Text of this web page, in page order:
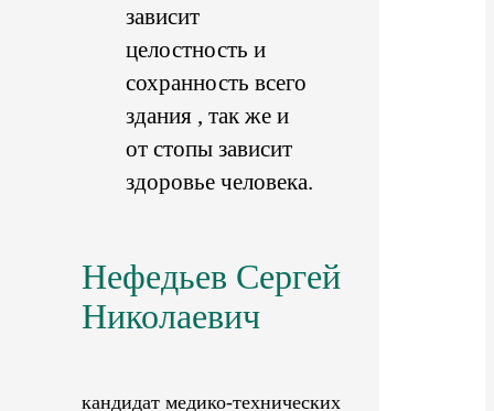
зависит
целостность и
сохранность всего
здания , так же и
от стопы зависит
здоровье человека.
Нефедьев Сергей
Николаевич
кандидат медико-технических